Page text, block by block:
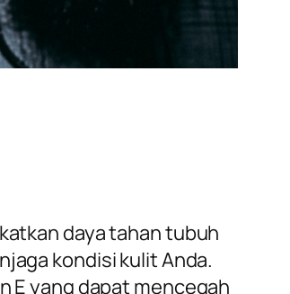
daya tahan tubuh
kondisi kulit Anda.
E yang dapat mencegah